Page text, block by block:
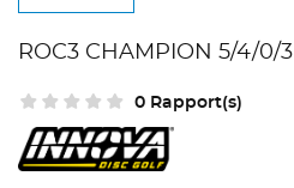
ROC3 CHAMPION 5/4/0/3
0 Rapport(s)